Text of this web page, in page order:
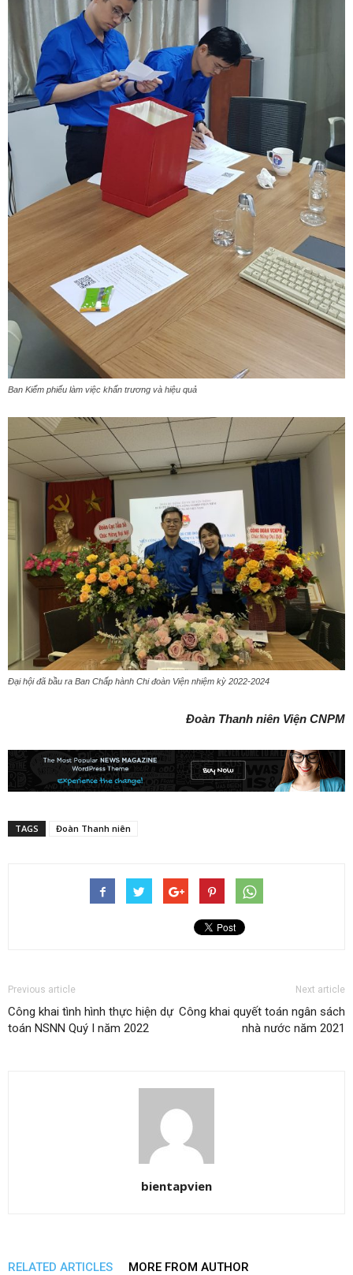
Ban Kiểm phiếu làm việc khẩn trương và hiệu quả
Đại hội đã bầu ra Ban Chấp hành Chi đoàn Viện nhiệm kỳ 2022-2024
Đoàn Thanh niên Viện CNPM
TAGS Đoàn Thanh niên
Previous article
Công khai tình hình thực hiện dự
toán NSNN Quý I năm 2022
Next article
Công khai quyết toán ngân sách
nhà nước năm 2021
bientapvien
RELATED ARTICLES MORE FROM AUTHOR